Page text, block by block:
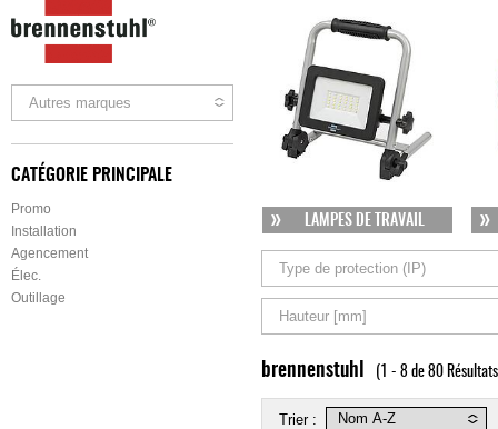
Autres marques
CATÉGORIE PRINCIPALE
Promo
Installation
Agencement
Élec.
Outillage
LAMPES DE TRAVAIL
Type de protection (IP)
Hauteur [mm]
brennenstuhl (1 - 8 de 80
Trier :